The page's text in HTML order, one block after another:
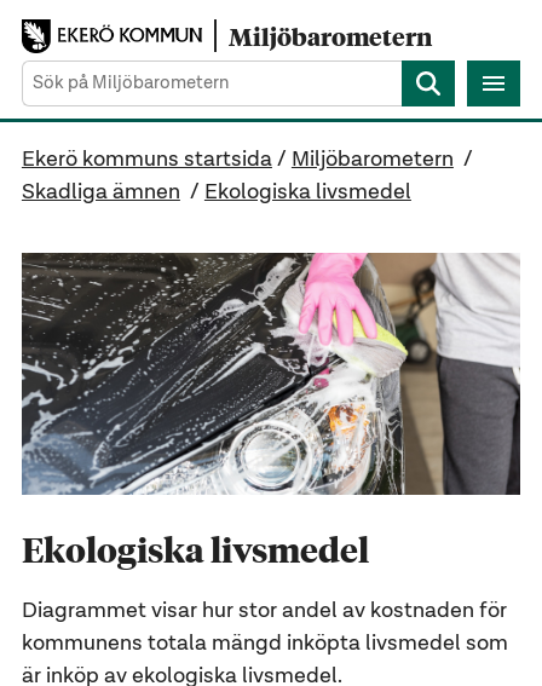
Gå direkt till sidans innehåll
Miljöbarometern
Sök
Ekerö kommuns startsida / Miljöbarometern /
Skadliga ämnen / Ekologiska livsmedel
Ekologiska livsmedel
Diagrammet visar hur stor andel av kostnaden för
kommunens totala mängd inköpta livsmedel som
är inköp av ekologiska livsmedel.